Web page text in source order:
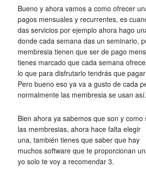
Bueno y ahora vamos a como ofrecer
pagos mensuales y recurrentes, es
das servicios por ejemplo ahora hago
donde cada semana das un seminario,
membresia tienen que ser de pago
tienes marcado que cada semana
lo que para disfrutarlo tendrás que
Pero bueno eso ya va a gusto de cada
normalmente las membresia se usan así.
Bien ahora ya sabemos que son y como
las membresias, ahora hace falta elegir
una, también tienes que saber que hay
muchos software que te proporcionan
yo solo te voy a recomendar 3.